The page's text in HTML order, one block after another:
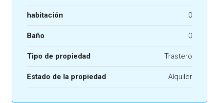
habitación 0
Baño 0
Tipo de propiedad Trastero
Estado de la propiedad Alquiler